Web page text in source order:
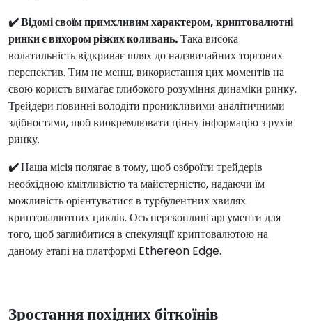
✔️ Відомі своїм примхливим характером, криптовалютні
ринки є вихором різких коливань.Така висока
волатильність відкриває шлях до надзвичайних торгових
перспектив. Тим не менш, використання цих моментів на
свою користь вимагає глибокого розуміння динаміки ринку.
Трейдери повинні володіти проникливими аналітичними
здібностями, щоб виокремлювати цінну інформацію з рухів
ринку.
✔️Наша місія полягає в тому, щоб озброїти трейдерів
необхідною кмітливістю та майстерністю, надаючи їм
можливість орієнтуватися в турбулентних хвилях
криптовалютних циклів. Ось переконливі аргументи для
того, щоб заглибитися в спекуляції криптовалютою на
даному етапі на платформі Ethereon Edge.
Зростання похідних біткоїнів